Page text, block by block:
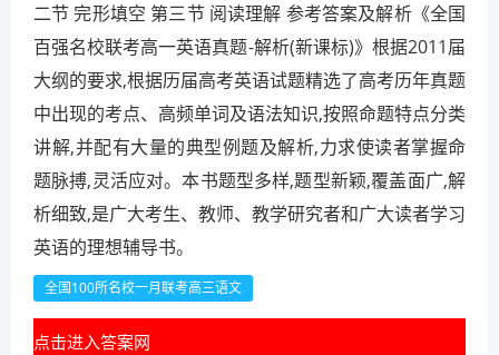
二节 完形填空 第三节 阅读理解 参考答案及解析《全国
百强名校联考高一英语真题-解析(新课标)》根据2011届
大纲的要求,根据历届高考英语试题精选了高考历年真题
中出现的考点、高频单词及语法知识,按照命题特点分类
讲解,并配有大量的典型例题及解析,力求使读者掌握命
题脉搏,灵活应对。本书题型多样,题型新颖,覆盖面广,解
析细致,是广大考生、教师、教学研究者和广大读者学习
英语的理想辅导书。
全国100所名校一月联考高三语文
点击进入答案网